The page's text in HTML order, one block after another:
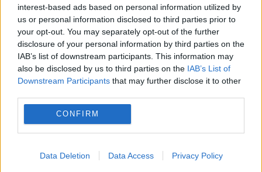
interest-based ads based on personal information utilized by
us or personal information disclosed to third parties prior to
your opt-out. You may separately opt-out of the further
disclosure of your personal information by third parties on the
IAB’s list of downstream participants. This information may
also be disclosed by us to third parties on the IAB’s List of
Downstream Participants that may further disclose it to other
CONFIRM
Data Deletion Data Access Privacy Policy
Mii de cumpărători, afectați
SOCIAL